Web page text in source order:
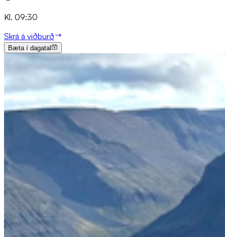
Kl. 09:30
Skrá á viðburð
Bæta í dagatal